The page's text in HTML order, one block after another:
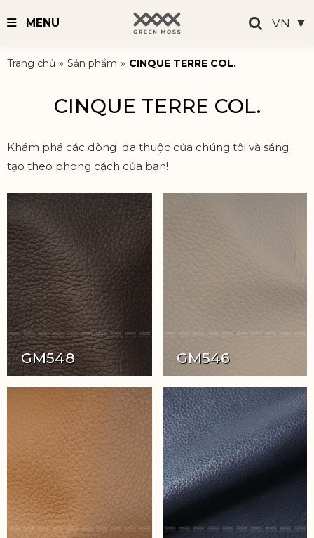
MENU VN ▼
Trang chủ » Sản phẩm » CINQUE TERRE COL.
CINQUE TERRE COL.
Khám phá các dòng da thuộc của chúng tôi và sáng
tạo theo phong cách của bạn!
GM548 GM546